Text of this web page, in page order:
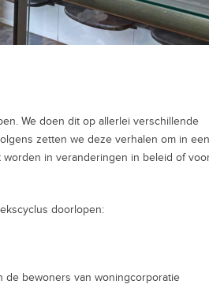
We doen dit op allerlei verschillende
zetten we deze verhalen om in een
in veranderingen in beleid of
doorlopen:
de bewoners van woningcorporatie